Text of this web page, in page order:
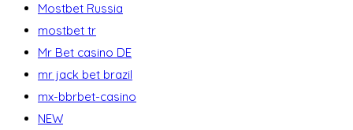
Mostbet Russia
mostbet tr
Mr Bet casino DE
mr jack bet brazil
mx-bbrbet-casino
NEW